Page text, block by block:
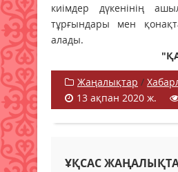
киімдер дүкенінің
тұрғындары мен
алады.
Жаңалықтар /
13 ақпан 2020 ж.
ҰҚСАС